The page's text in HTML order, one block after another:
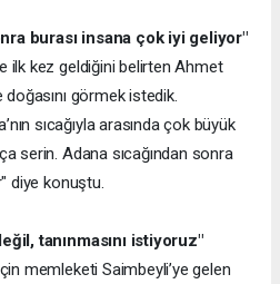
burası insana çok iyi geliyor"
ilk kez geldiğini belirten Ahmet
görmek istedik.
sıcağıyla arasında çok büyük
serin. Adana sıcağından sonra
diye konuştu.
tanınmasını istiyoruz"
memleketi Saimbeyli’ye gelen